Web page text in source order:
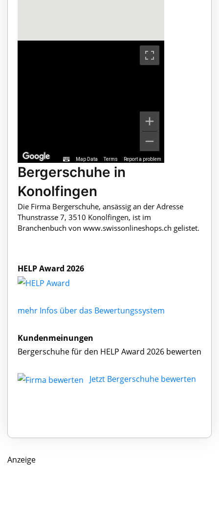
Map Data Terms Report a problem
Bergerschuhe in
Konolfingen
Die Firma Bergerschuhe, ansässig an der Adresse
Thunstrasse 7, 3510 Konolfingen, ist im
Branchenbuch von www.swissonlineshops.ch gelistet.
HELP Award 2026
mehr Infos über das Bewertungssystem
Kundenmeinungen
Bergerschuhe für den HELP Award 2026 bewerten
Jetzt Bergerschuhe bewerten
Anzeige